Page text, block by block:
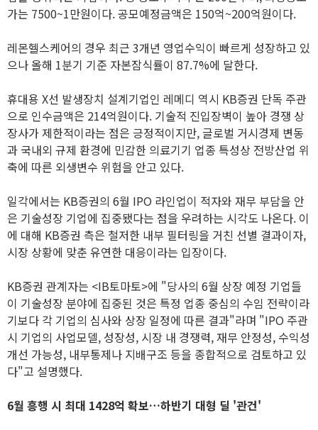
가는 7500~1만원이다. 공모예정금액은 150억~200억원이다.
레몬헬스케어의 경우 최근 3개년 영업수익이 빠르게 성장하고 있
으나 올해 1분기 기준 자본잠식률이 87.7%에 달한다.
휴대용 X선 발생장치 설계기업인 레메디 역시 KB증권 단독 주관
으로 인수금액은 214억원이다. 기술적 진입장벽이 높아 경쟁 상
장사가 제한적이라는 점은 긍정적이지만, 글로벌 거시경제 변동
과 국내외 규제 환경에 민감한 의료기기 업종 특성상 전방산업 위
축에 따른 외생변수 위험을 안고 있다.
일각에서는 KB증권의 6월 IPO 라인업이 적자와 재무 부담을 안
은 기술성장 기업에 집중됐다는 점을 우려하는 시각도 나온다. 이
에 대해 KB증권 측은 철저한 내부 필터링을 거친 선별 결과이자,
시장 상황에 맞춘 유연한 대응이라는 입장이다.
KB증권 관계자는 <IB토마토>에 "당사의 6월 상장 예정 기업들
이 기술성장 분야에 집중된 것은 특정 업종 중심의 수임 전략이라
기보다 각 기업의 심사와 상장 일정에 따른 결과"라며 "IPO 주관
시 기업의 사업모델, 성장성, 시장 내 경쟁력, 재무 안정성, 수익성
개선 가능성, 내부통제나 지배구조 등을 종합적으로 검토하고 있
다"고 설명했다.
6월 흥행 시 최대 1428억 확보…하반기 대형 딜 '관건'